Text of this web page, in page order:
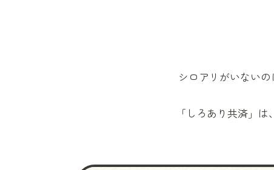
シロアリがいない
「しろあり共済」 は